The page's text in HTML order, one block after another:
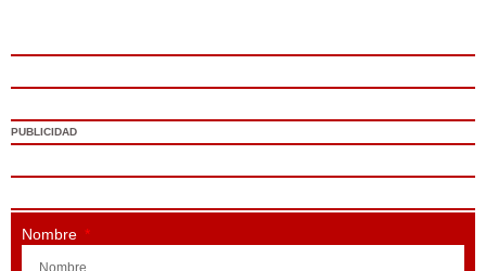
PUBLICIDAD
Nombre